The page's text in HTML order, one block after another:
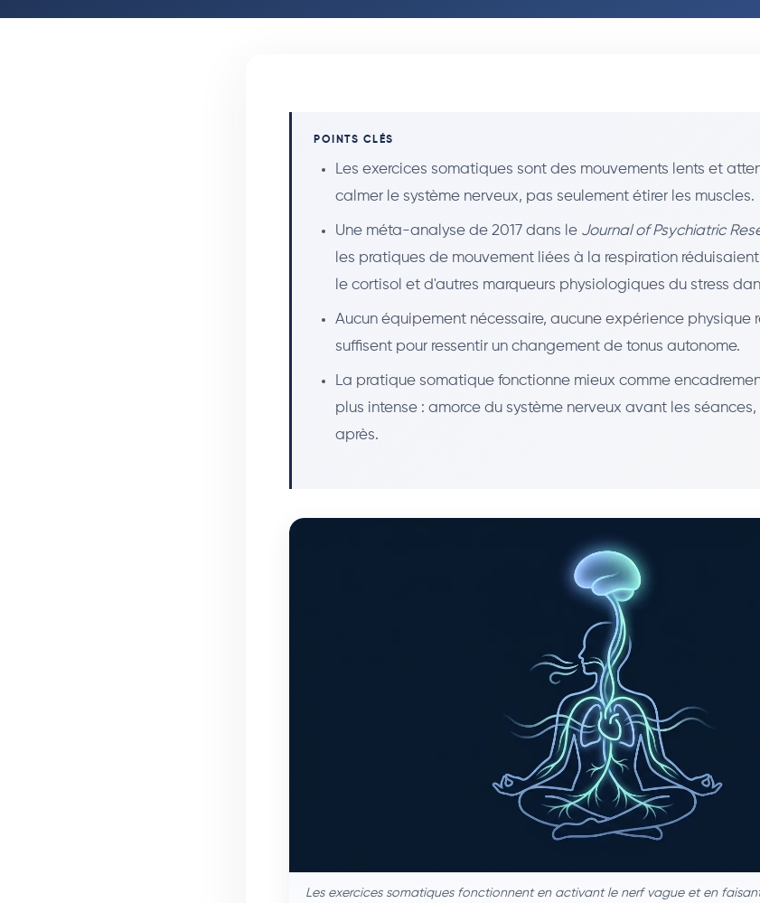
POINTS CLÉS
Les exercices somatiques sont des mouvements lents et
calmer le système nerveux, pas seulement étirer les muscles.
Une méta-analyse de 2017 dans le Journal of Psychiatric
les pratiques de mouvement liées à la respiration
le cortisol et d'autres marqueurs physiologiques du stress
Aucun équipement nécessaire, aucune expérience physique
suffisent pour ressentir un changement de tonus autonome.
La pratique somatique fonctionne mieux comme
plus intense : amorce du système nerveux avant les
après.
Les exercices somatiques fonctionnent en activant le nerf vague et en